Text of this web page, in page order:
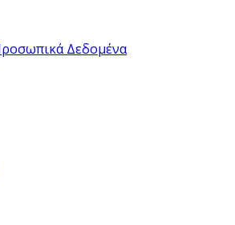
Δεδομένα